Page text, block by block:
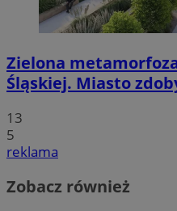
Zielona
Śląskiej. Miasto
13
5
reklama
Zobacz również